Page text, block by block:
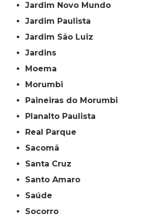
Jardim Novo Mundo
Jardim Paulista
Jardim São Luiz
Jardins
Moema
Morumbi
Paineiras do Morumbi
Planalto Paulista
Real Parque
Sacomã
Santa Cruz
Santo Amaro
Saúde
Socorro